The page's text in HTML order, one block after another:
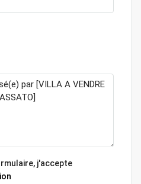
j'accepte